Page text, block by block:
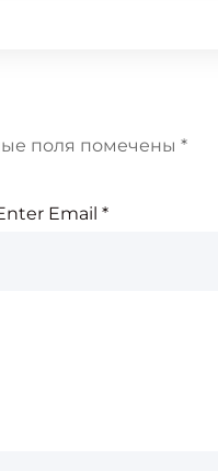
поля помечены *
Email *